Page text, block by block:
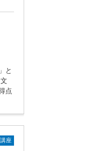
と
点
座